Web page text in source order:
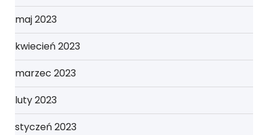
maj 2023
kwiecień 2023
marzec 2023
luty 2023
styczeń 2023